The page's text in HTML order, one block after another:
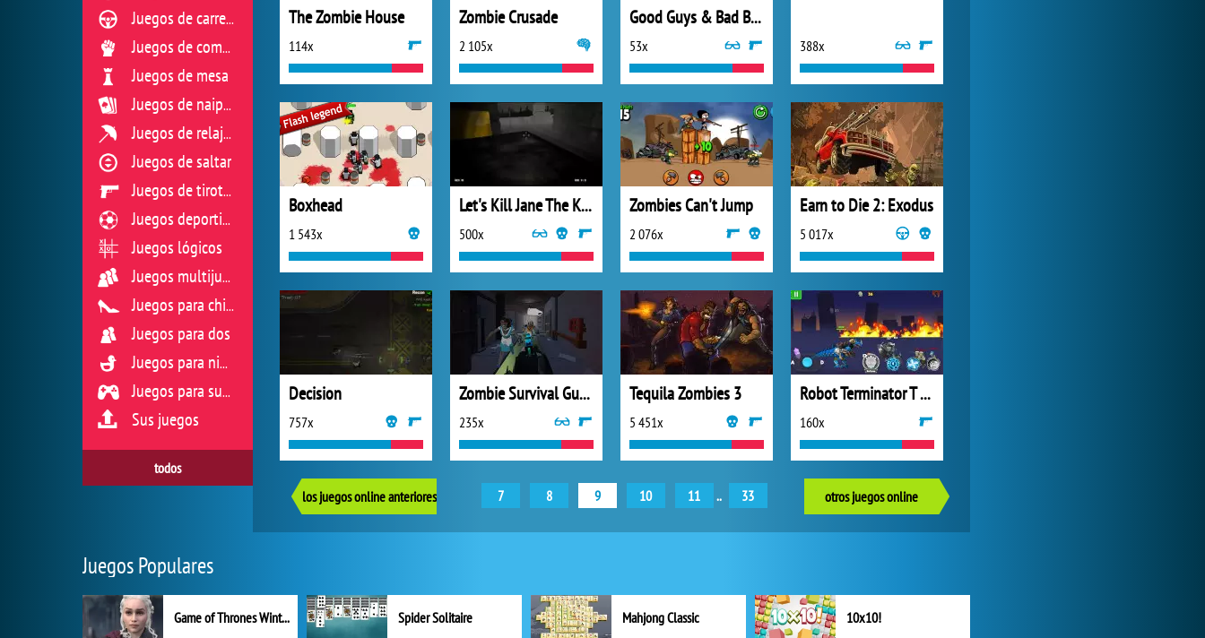
The Zombie House
114x
Zombie Crusade
2 105x
Good Guys & Bad Boys Zombie Survival
53x 388x
Boxhead
1 543x
Let's Kill Jane The Killer: Don't Go To Sleep
500x
Zombies Can't Jump
2 076x
Earn to Die 2: Exodus
5 017x
Decision
757x
Zombie Survival Gun 3D
235x
Tequila Zombies 3
5 451x
Robot Terminator T Rex
160x
los juegos online anteriores 7 8 9 10 11 .. 33 otros juegos online
Juegos de carreras
Juegos de combate
Juegos de mesa
Juegos de naipes
Juegos de relajación
Juegos de saltar
Juegos de tiroteo
Juegos deportivos
Juegos lógicos
Juegos multijugador
Juegos para chicas
Juegos para dos
Juegos para niños
Juegos para sus reflejos
Sus juegos
todos
Juegos Populares
Game of Thrones Winter is Coming Spider Solitaire Mahjong Classic 10x10!